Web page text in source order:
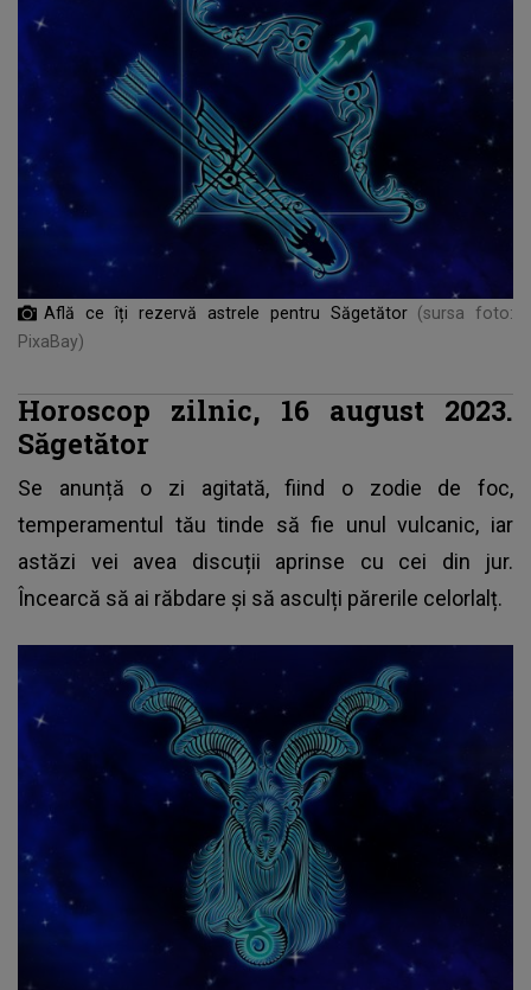
Află ce îți rezervă astrele pentru Săgetător (sursa foto:
PixaBay)
Horoscop zilnic, 16 august 2023.
Săgetător
Se anunță o zi agitată, fiind o zodie de foc,
temperamentul tău tinde să fie unul vulcanic, iar
astăzi vei avea discuții aprinse cu cei din jur.
Încearcă să ai răbdare și să asculți părerile celorlalț.